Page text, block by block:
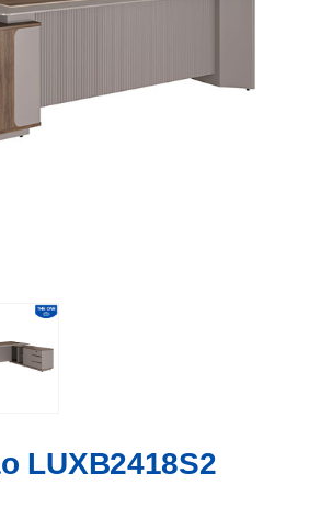
LUXB2418S2